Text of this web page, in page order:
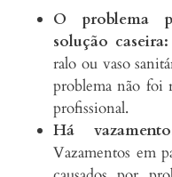
O problema
solução caseira:
ralo ou vaso
problema não foi
profissional.
Há
Vazamentos em